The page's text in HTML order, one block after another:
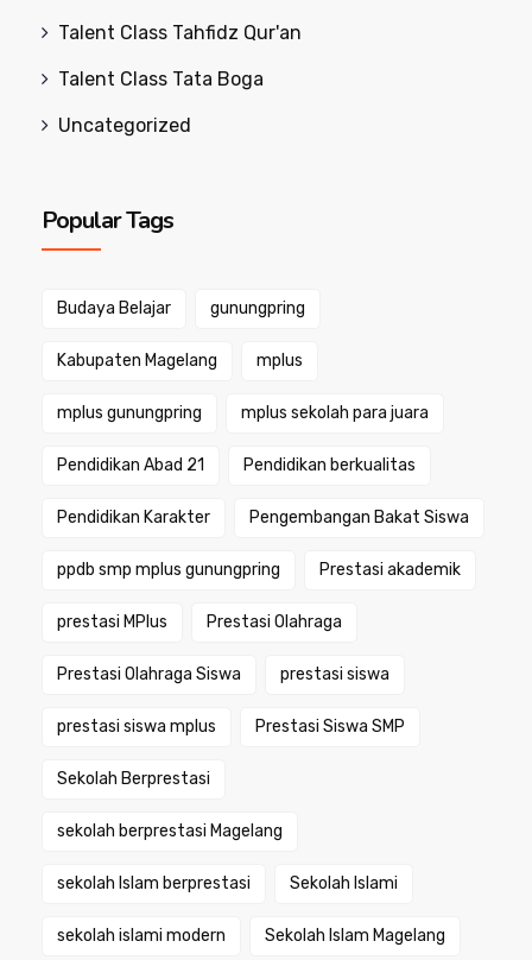
Talent Class Tahfidz Qur'an
Talent Class Tata Boga
Uncategorized
Popular Tags
Budaya Belajar gunungpring
Kabupaten Magelang mplus
mplus gunungpring mplus sekolah para juara
Pendidikan Abad 21 Pendidikan berkualitas
Pendidikan Karakter Pengembangan Bakat Siswa
ppdb smp mplus gunungpring Prestasi akademik
prestasi MPlus Prestasi Olahraga
Prestasi Olahraga Siswa prestasi siswa
prestasi siswa mplus Prestasi Siswa SMP
Sekolah Berprestasi
sekolah berprestasi Magelang
sekolah Islam berprestasi Sekolah Islami
sekolah islami modern Sekolah Islam Magelang